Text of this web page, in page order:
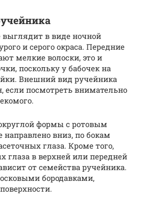
выглядит в виде ночной
и серого окраса. Передние
мелкие волоски, это и
поскольку у бабочек на
Внешний вид ручейника
если посмотреть внимательно
формы с ротовым
направлено вниз, по бокам
глаза. Кроме того,
глаза в верхней или передней
от семейства ручейника.
бородавками,